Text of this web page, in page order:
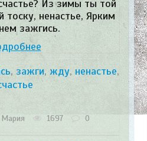
Из зимы ты той
тоску, ненастье, Ярким
зажгись.
, зажги,жду, ненастье,
Мария 1697 0